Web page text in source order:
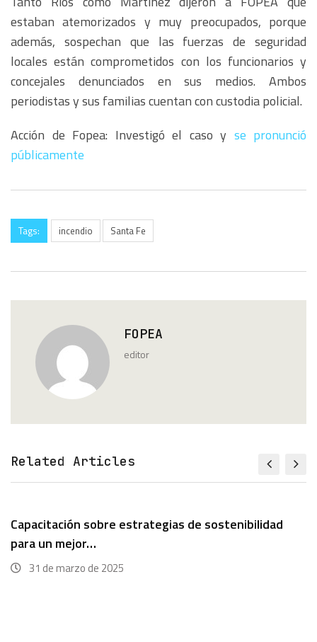
estaban atemorizados y muy preocupados, porque
además, sospechan que las fuerzas de seguridad
locales están comprometidos con los funcionarios y
concejales denunciados en sus medios. Ambos
periodistas y sus familias cuentan con custodia policial.
Acción de Fopea: Investigó el caso y se pronunció
públicamente
Tags: incendio Santa Fe
FOPEA
editor
Related Articles
Capacitación sobre estrategias de sostenibilidad
para un mejor…
31 de marzo de 2025